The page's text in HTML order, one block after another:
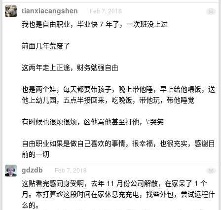
55
tianxiacangshen Feb 7, 2018
我也是自由职业，毕业快 7 年了，一次班没上过
前面几年荒废了
这两年走上正途，财务勉强自由
也是两个娃，每天都要带孩子，晚上带他睡，早上给他喂饭，送
他上幼儿园，五点半接回来，吃晚饭，带他玩，带他睡觉
有时候也很烦很烦，凶他骂他甚至打他，\:哭笑
自由职业如果是做自己喜欢的事情，很幸福，也很充实，感谢目
前的一切
56
gdzdb Feb 7, 2018
这贴看完感同身受啊，去年 11 月份公司解散，在家呆了 1 个
月。本打算趁这段时间在家休息充充电，找些外包，尝试远程什
么的。